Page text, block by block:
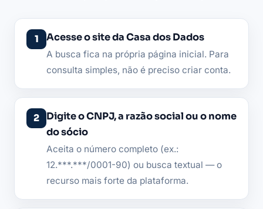
Acesse o site da Casa dos Dados
A busca fica na própria página inicial. Para
consulta simples, não é preciso criar conta.
Digite o CNPJ, a razão social ou o nome
do sócio
Aceita o número completo (ex.:
12.***.***/0001-90) ou busca textual — o
recurso mais forte da plataforma.